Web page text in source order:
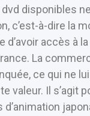
dvd disponibles
c’est-à-dire la
d’avoir accès à
La
ce qui ne
valeur. Il s’agit